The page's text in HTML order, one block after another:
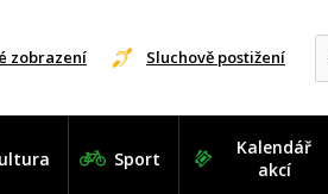
zobrazení Sluchově postižení
Sport
Kalendář
akcí